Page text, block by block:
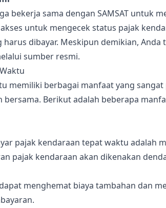
bekerja sama dengan SAMSAT untuk
untuk mengecek status pajak
dibayar. Meskipun demikian,
sumber resmi.
memiliki berbagai manfaat yang
Berikut adalah beberapa
pajak kendaraan tepat waktu adalah
pajak kendaraan akan dikenakan
menghemat biaya tambahan dan